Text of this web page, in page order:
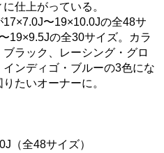
仕上がっている。
〜19×10.0Jの全48サ
19×9.5Jの全30サイズ。カラ
ラック、レーシング・グロ
ンディゴ・ブルーの3色にな
たいオーナーに。
（全48サイズ）